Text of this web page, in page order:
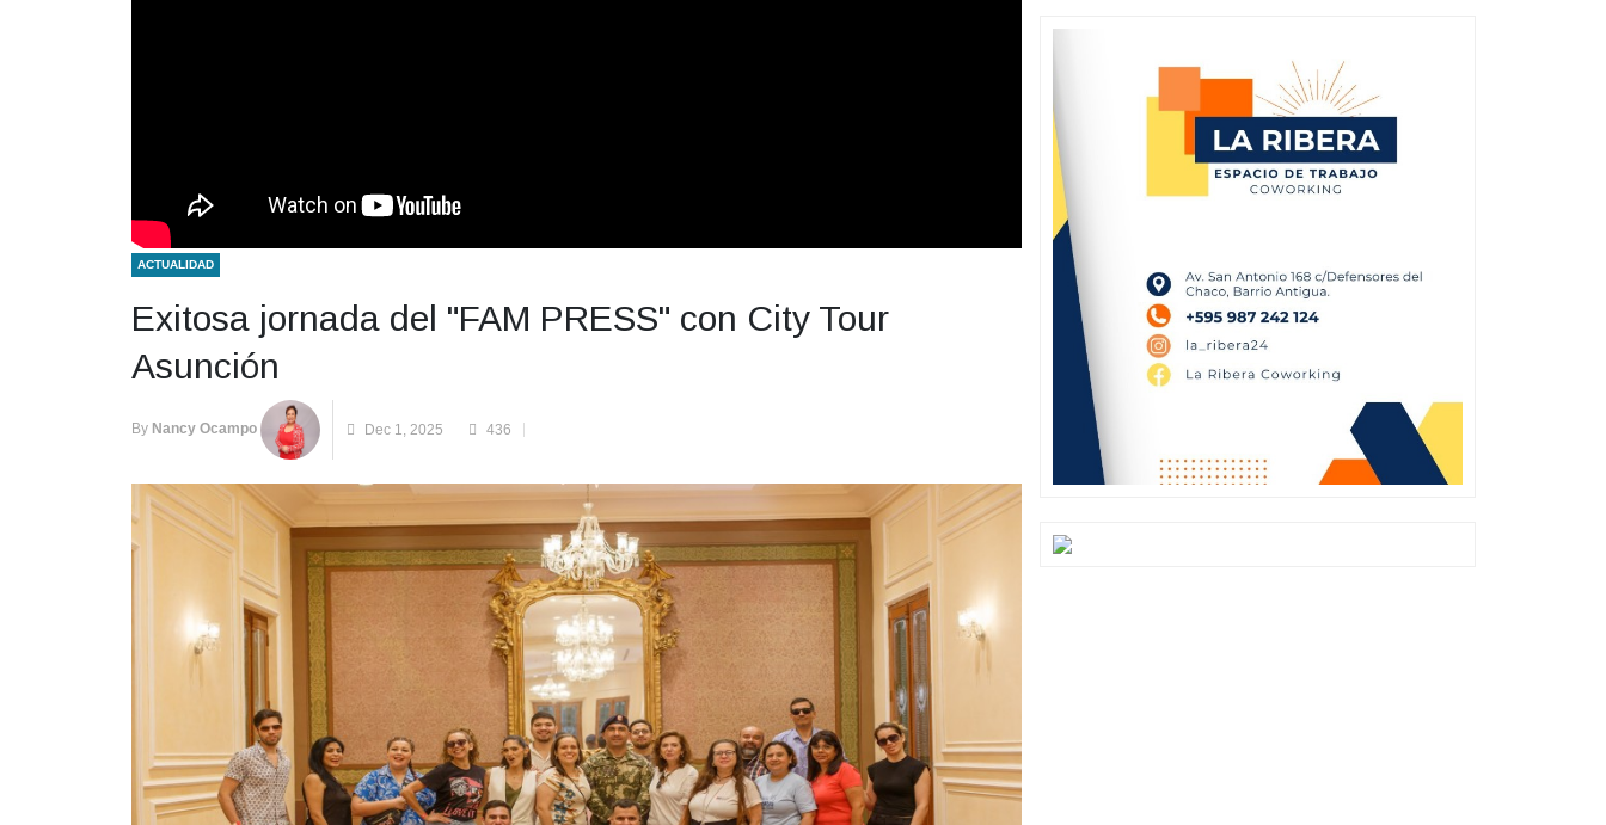
ACTUALIDAD
Exitosa jornada del "FAM PRESS" con City Tour
Asunción
By Nancy Ocampo Dec 1, 2025 436